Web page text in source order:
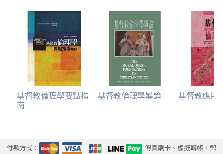
基督教倫理學要點指
南
基督教倫理學導論 基督教應用
付款方式：
傳真刷卡、虛擬轉帳、郵